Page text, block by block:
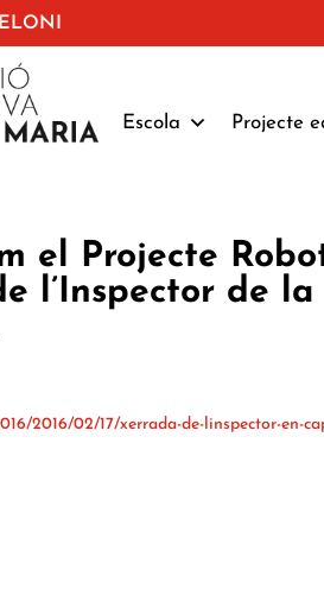
Escola Projecte
el Projecte
l’Inspector de
2016/02/17/xerrada-de-linspector-en-